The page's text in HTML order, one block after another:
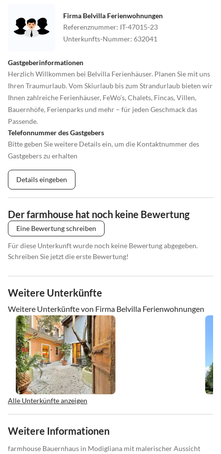
Firma Belvilla Ferienwohnungen
Referenznummer: IT-47015-23
Unterkunfts-Nummer: 632041
Gastgeberinformationen
Herzlich Willkommen bei Belvilla Ferienhäuser. Planen Sie mit uns
Ihren Traumurlaub. Vom Skiurlaub bis zum Strandurlaub bieten wir
Ihnen zahlreiche Ferienhäuser, FeWo’s, Chalets, Fincas, Villen,
Bauernhöfe, Ferienparks und mehr – für jeden Geschmack das
Passende.
Telefonnummer des Gastgebers
Bitte geben Sie weitere Details ein, um die Kontaktnummer des
Gastgebers zu erhalten
Details eingeben
Der farmhouse hat noch keine Bewertung
Eine Bewertung schreiben
Für diese Unterkunft wurde noch keine Bewertung abgegeben.
Schreiben Sie jetzt die erste Bewertung!
Weitere Unterkünfte
Weitere Unterkünfte von Firma Belvilla Ferienwohnungen
Alle Unterkünfte anzeigen
Weitere Informationen
farmhouse Bauernhaus in Modigliana mit malerischer Aussicht